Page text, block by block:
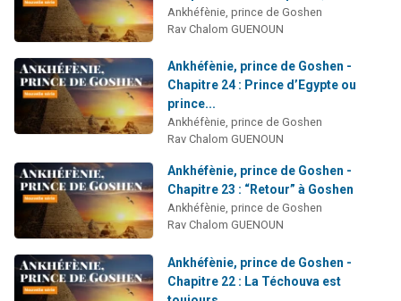
Ankhéfènie, prince de Goshen
Rav Chalom GUENOUN
Ankhéfènie, prince de Goshen -
Chapitre 24 : Prince d’Egypte ou
prince...
Ankhéfènie, prince de Goshen
Rav Chalom GUENOUN
Ankhéfènie, prince de Goshen -
Chapitre 23 : “Retour” à Goshen
Ankhéfènie, prince de Goshen
Rav Chalom GUENOUN
Ankhéfènie, prince de Goshen -
Chapitre 22 : La Téchouva est